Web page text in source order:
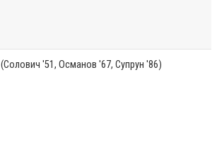
(Солович '51, Османов '67, Супрун '86)